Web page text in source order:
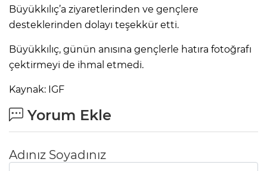
Büyükkılıç’a ziyaretlerinden ve gençlere
desteklerinden dolayı teşekkür etti.
Büyükkılıç, günün anısına gençlerle hatıra fotoğrafı
çektirmeyi de ihmal etmedi.
Kaynak: IGF
Yorum Ekle
Adınız Soyadınız